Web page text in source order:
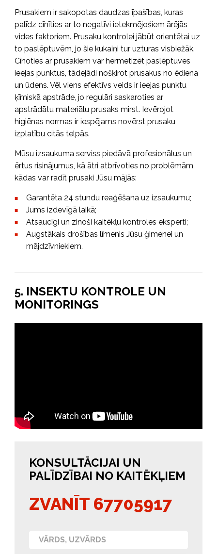
Prusakiem ir sakopotas daudzas īpašības, kuras
palīdz cīnīties ar to negatīvi ietekmējošiem ārējās
vides faktoriem. Prusaku kontrolei jābūt orientētai uz
to paslēptuvēm, jo šie kukaiņi tur uzturas visbiežāk.
Cīnoties ar prusakiem var hermetizēt paslēptuves
ieejas punktus, tādejādi nošķirot prusakus no ēdiena
un ūdens. Vēl viens efektīvs veids ir ieejas punktu
ķīmiskā apstrāde, jo regulāri saskaroties ar
apstrādātu materiālu prusaks mirst. Ievērojot
higiēnas normas ir iespējams novērst prusaku
izplatību citās telpās.
Mūsu izsaukuma serviss piedāvā profesionālus un
ērtus risinājumus, kā ātri atbrīvoties no problēmām,
kādas var radīt prusaki Jūsu mājās:
Garantēta 24 stundu reaģēšana uz izsaukumu;
Jums izdevīgā laikā;
Atsaucīgi un zinoši kaitēkļu kontroles eksperti;
Augstākais drošības līmenis Jūsu ģimenei un
mājdzīvniekiem.
5. INSEKTU KONTROLE UN
MONITORINGS
KONSULTĀCIJAI UN
PALĪDZĪBAI NO KAITĒKĻIEM
ZVANĪT 67705917